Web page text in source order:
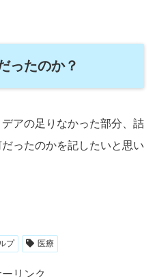
ったのか？
アの足りなかった部分、詰
ったのかを記したいと思い
プ 医療
リンク